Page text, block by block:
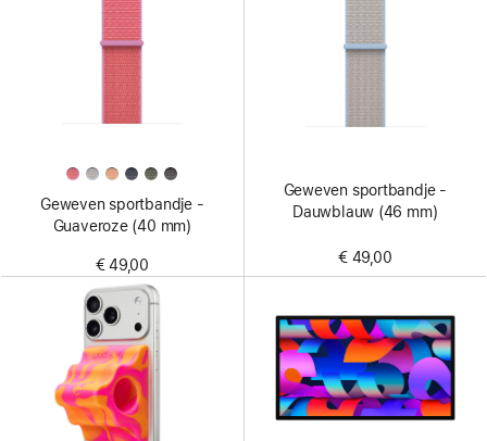
Geweven sportbandje -
Guaveroze (40 mm)
€ 49,00
Geweven sportbandje -
Dauwblauw (46 mm)
€ 49,00